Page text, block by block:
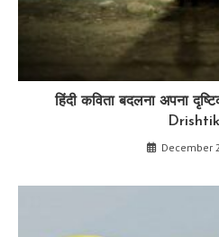
हिंदी कविता बदलना अपना
December